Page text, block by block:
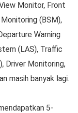
Monitor, Front
(BSM),
Warning
(LAS), Traffic
Driver Monitoring,
masih banyak lagi.
5-